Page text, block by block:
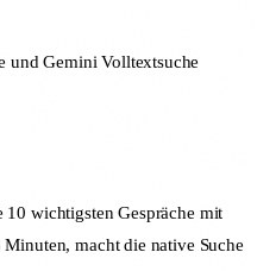
Gemini Volltextsuche
10 wichtigsten Gespräche mit
macht die native Suche